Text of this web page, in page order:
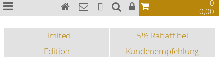
0
0,00
Limited
Edition
5% Rabatt bei
Kundenempfehlung